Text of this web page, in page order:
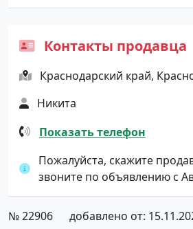
Контакты продавца
Краснодарский край,
Никита
Показать телефон
Пожалуйста, скажите
звоните по объявлению с
№ 22906
добавлено от: